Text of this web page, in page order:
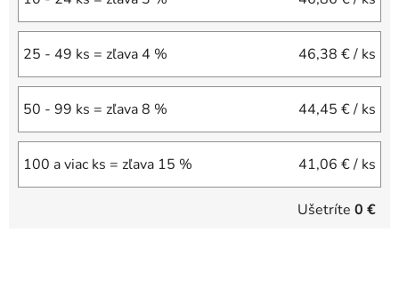
25 - 49 ks = zľava 4 % 46,38 €/ ks
50 - 99 ks = zľava 8 % 44,45 €/ ks
100 a viac ks = zľava 15 % 41,06 €/ ks
Ušetríte 0 €